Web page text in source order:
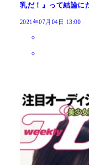
乳だ！』って結論に
2021年07月04日 13:00